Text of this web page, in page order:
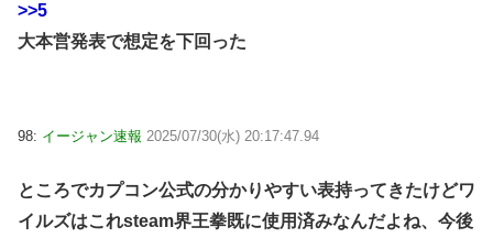
>>5
大本営発表で想定を下回った
98: イージャン速報 2025/07/30(水) 20:17:47.94
ところでカプコン公式の分かりやすい表持ってきたけどワ
イルズはこれsteam界王拳既に使用済みなんだよね、今後